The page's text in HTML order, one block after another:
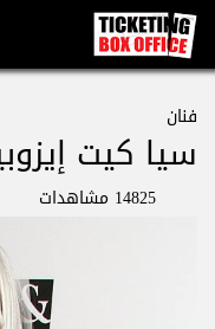
فنان
سيا كيت
14825 مشاهدات